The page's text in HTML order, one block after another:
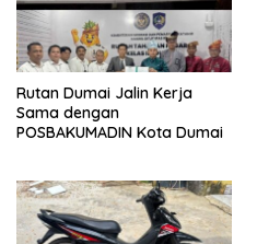
Rutan Dumai Jalin Kerja
Sama dengan
POSBAKUMADIN Kota Dumai